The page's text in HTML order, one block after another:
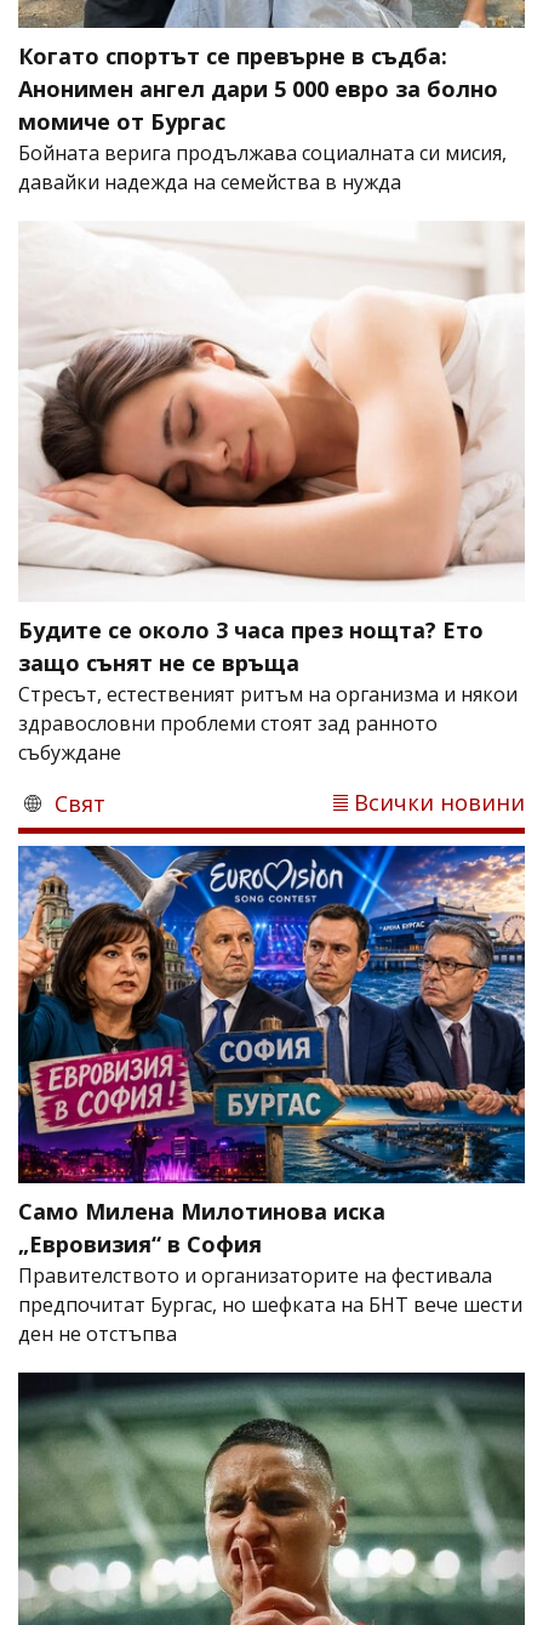
Когато спортът се превърне в съдба:
Анонимен ангел дари 5 000 евро за болно
момиче от Бургас
Бойната верига продължава социалната си мисия,
давайки надежда на семейства в нужда
Будите се около 3 часа през нощта? Ето
защо сънят не се връща
Стресът, естественият ритъм на организма и някои
здравословни проблеми стоят зад ранното
събуждане
Свят Всички новини
Само Милена Милотинова иска
„Евровизия“ в София
Правителството и организаторите на фестивала
предпочитат Бургас, но шефката на БНТ вече шести
ден не отстъпва